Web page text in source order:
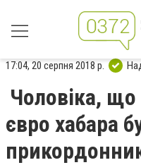
17:04, 20 серпня 2018 р.
Чоловіка, що
євро хабара